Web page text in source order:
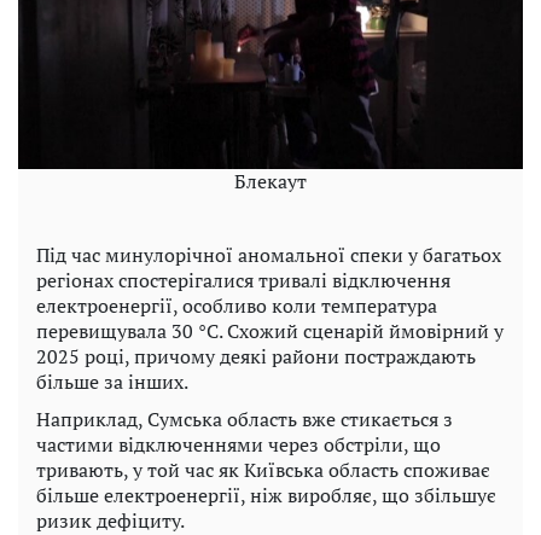
Блекаут
Під час минулорічної аномальної спеки у багатьох
регіонах спостерігалися тривалі відключення
електроенергії, особливо коли температура
перевищувала 30 °C. Схожий сценарій ймовірний у
2025 році, причому деякі райони постраждають
більше за інших.
Наприклад, Сумська область вже стикається з
частими відключеннями через обстріли, що
тривають, у той час як Київська область споживає
більше електроенергії, ніж виробляє, що збільшує
ризик дефіциту.